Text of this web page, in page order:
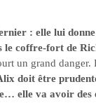
: elle lui
le coffre-fort de
un grand danger.
doit être
elle va avoir des